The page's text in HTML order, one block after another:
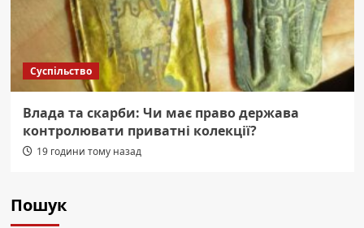
Суспільство
Влада та скарби: Чи має право держава
контролювати приватні колекції?
19 години тому назад
Пошук